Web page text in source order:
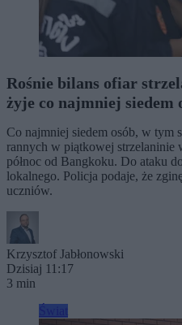
Rośnie bilans ofiar
żyje co najmniej siedem
Co najmniej siedem osób, w tym
rannych w piątkowej strzelaninie
północ od Bangkoku. Do ataku
lokalnego. Policja podaje, że
uczniów.
Krzysztof Jabłonowski
Dzisiaj 11:17
3 min